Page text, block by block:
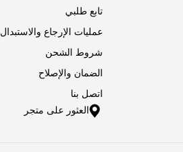
تابع طلبي
عمليات الإرجاع والاستبدال
شروط الشحن
الضمان والإصلاح
اتصل بنا
العثور على متجر